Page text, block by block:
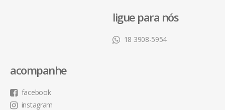
ligue para nós
18 3908-5954
acompanhe
facebook
instagram